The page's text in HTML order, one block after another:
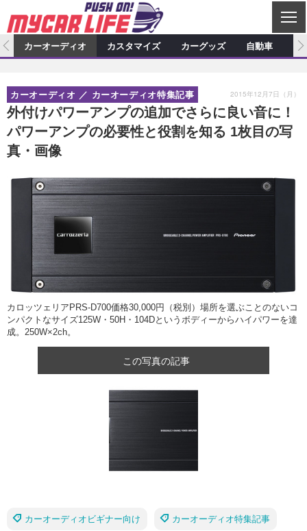
C
L
S
E
カーオーディオ
プロショップ検索 ショップ訪問記
カーオーディオニュース デモカー製作記
その他
カスタマイズ特集記事 カスタマイズ新製品情報
カスタマイズニュース
カーグッズ
カーグッズ特集記事 カーグッズ新製品情報
カーグッズニュース
自動車
スクープ
カーオーディオ カスタマイズ カーグッズ 自動車
外付けパワーアンプの追加でさらに良い音に！
パワーアンプの必要性と役割を知る 1枚目の写
真・画像
カーオーディオ カーオーディオ特集記事 2015年12月7日（月）
カロッツェリアPRS-D700価格30,000円（税別）場所を選ぶことのないコ
ンパクトなサイズ125W・50H・104Dというボディーからハイパワーを達
成。250W×2ch。
この写真の記事
カーオーディオビギナー向け カーオーディオ特集記事